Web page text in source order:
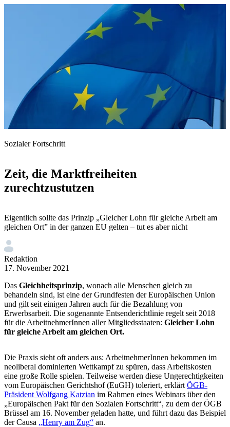
Sozialer Fortschritt
Zeit, die Marktfreiheiten
zurechtzustutzen
Eigentlich sollte das Prinzip „Gleicher Lohn für gleiche Arbeit am
gleichen Ort” in der ganzen EU gelten – tut es aber nicht
Redaktion
17. November 2021
Das Gleichheitsprinzip, wonach alle Menschen gleich zu
behandeln sind, ist eine der Grundfesten der Europäischen Union
und gilt seit einigen Jahren auch für die Bezahlung von
Erwerbsarbeit. Die sogenannte Entsenderichtlinie regelt seit 2018
für die ArbeitnehmerInnen aller Mitgliedsstaaten: Gleicher Lohn
für gleiche Arbeit am gleichen Ort.
Die Praxis sieht oft anders aus: ArbeitnehmerInnen bekommen im
neoliberal dominierten Wettkampf zu spüren, dass Arbeitskosten
eine große Rolle spielen. Teilweise werden diese Ungerechtigkeiten
vom Europäischen Gerichtshof (EuGH) toleriert, erklärt ÖGB-
Präsident Wolfgang Katzian im Rahmen eines Webinars über den
„Europäischen Pakt für den Sozialen Fortschritt“, zu dem der ÖGB
Brüssel am 16. November geladen hatte, und führt dazu das Beispiel
der Causa „Henry am Zug“ an.